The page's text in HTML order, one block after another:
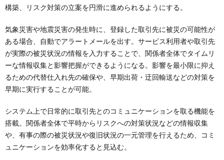
構築、リスク対策の立案を円滑に進められるようにする。
気象災害や地震災害の発生時に、登録した取引先に被災の可能性が
ある場合、自動でアラートメールを出す。サービス利用者や取引先
が実際の被災状況の情報を入力することで、関係者全体でタイムリ
ーな情報収集と影響把握ができるようになる。影響を最小限に抑え
るための代替仕入れ先の確保や、早期出荷・迂回輸送などの対策を
早期に実行することが可能。
システム上で日常的に取引先とのコミュニケーションを取る機能を
搭載。関係者全体で平時からリスクへの対策状況などの情報収集
や、有事の際の被災状況や復旧状況の一元管理を行えるため、コミ
ュニケーションを効率化すると見込む。